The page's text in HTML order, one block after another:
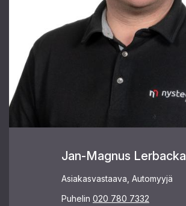
Jan-Magnus Lerbacka
Asiakasvastaava, Automyyjä
Puhelin 020 780 7332